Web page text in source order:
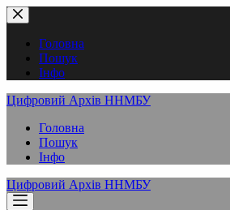
Перейти
до
вмістуГоловна
Пошук
Інфо
Цифровий Архів ННМБУ
Головна
Пошук
Інфо
Цифровий Архів ННМБУ